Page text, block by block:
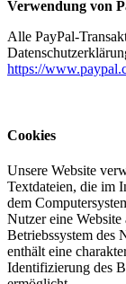
Verwendung von
Alle PayPal-
https://
Cookies
Unsere Website
Textdateien, die im
dem
Nutzer eine
Betriebssystem des
enthält eine
Identifizierung des